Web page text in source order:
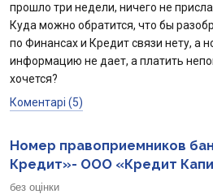
прошло три недели, ничего не
Куда можно обратится, что бы
по Финансах и Кредит связи нету, а
информацию не дает, а платить
хочется?
Коментарі (5)
Номер правоприемников
Кредит»- ООО «Кредит
без оцінки